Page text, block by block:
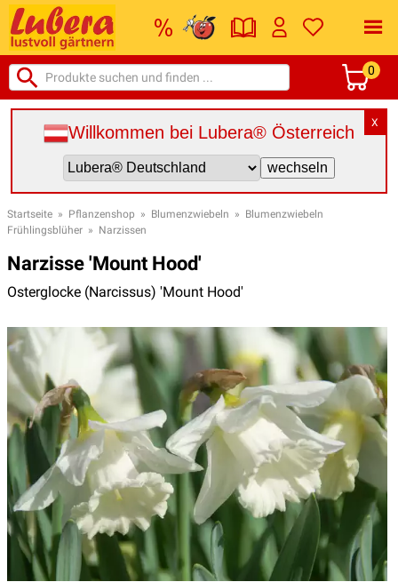
0
X
Willkommen bei Lubera® Österreich
Startseite » Pflanzenshop » Blumenzwiebeln » Blumenzwiebeln
Frühlingsblüher » Narzissen
Narzisse 'Mount Hood'
Osterglocke (Narcissus) 'Mount Hood'